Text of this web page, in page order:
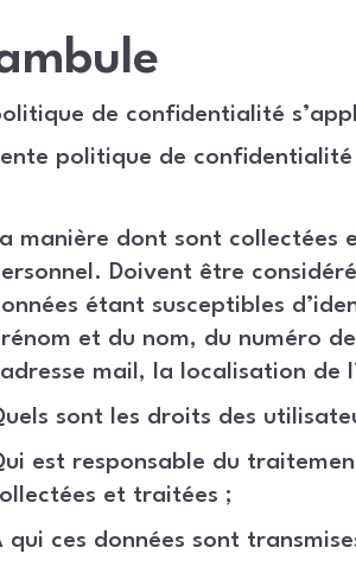
de confidentialité
politique de
manière dont sont collectées
Doivent être
étant susceptibles
et du nom, du numéro
mail, la localisation de
sont les droits des
est responsable du
et traitées ;
qui ces données sont